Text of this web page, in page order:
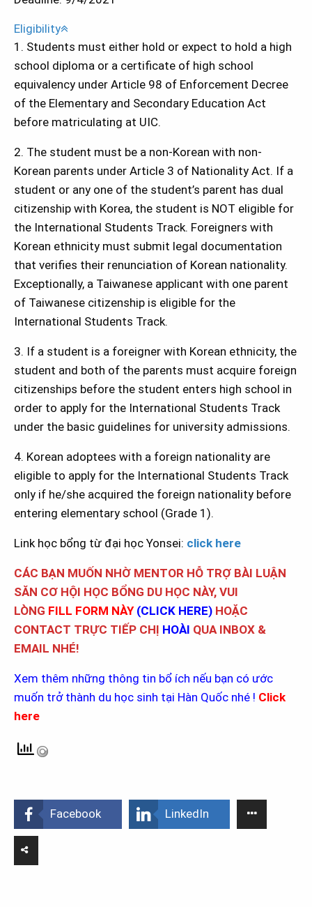
Eligibility
1. Students must either hold or expect to hold a high
school diploma or a certificate of high school
equivalency under Article 98 of Enforcement Decree
of the Elementary and Secondary Education Act
before matriculating at UIC.
2. The student must be a non-Korean with non-
Korean parents under Article 3 of Nationality Act. If a
student or any one of the student’s parent has dual
citizenship with Korea, the student is NOT eligible for
the International Students Track. Foreigners with
Korean ethnicity must submit legal documentation
that verifies their renunciation of Korean nationality.
Exceptionally, a Taiwanese applicant with one parent
of Taiwanese citizenship is eligible for the
International Students Track.
3. If a student is a foreigner with Korean ethnicity, the
student and both of the parents must acquire foreign
citizenships before the student enters high school in
order to apply for the International Students Track
under the basic guidelines for university admissions.
4. Korean adoptees with a foreign nationality are
eligible to apply for the International Students Track
only if he/she acquired the foreign nationality before
entering elementary school (Grade 1).
Link học bổng từ đại học Yonsei: click here
CÁC BẠN MUỐN NHỜ MENTOR HỖ TRỢ BÀI LUẬN
SĂN CƠ HỘI HỌC BỔNG DU HỌC NÀY, VUI
LÒNG FILL FORM NÀY(CLICK HERE) HOẶC
CONTACT TRỰC TIẾP CHỊ HOÀI QUA INBOX &
EMAIL NHÉ!
Xem thêm những thông tin bổ ích nếu bạn có ước
muốn trở thành du học sinh tại Hàn Quốc nhé ! Click
here
Facebook LinkedIn